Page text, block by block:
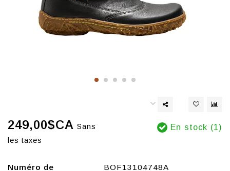
249,00$CA Sans
les taxes
En stock (1)
Numéro de
BOF13104748A